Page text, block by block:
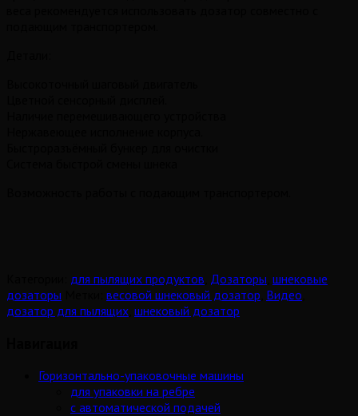
для пылящих продуктов Дозаторы шнековые
дозаторы
весовой шнековый дозатор Видео
дозатор для пылящих шнековый дозатор
Горизонтально-упаковочные машины
для упаковки на ребре
с автоматической подачей